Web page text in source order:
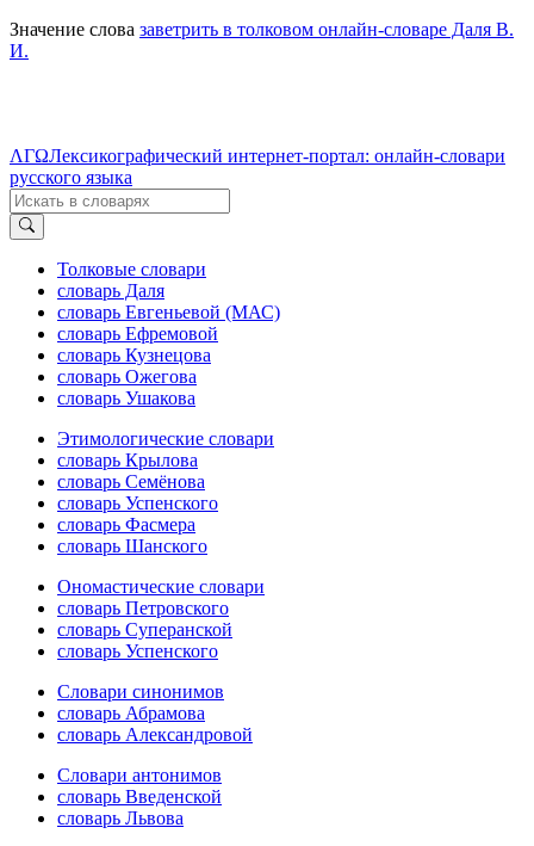
Значение слова заветрить в толковом онлайн-словаре Даля В.
И.
ΛΓΩЛексикографический интернет-портал: онлайн-словари
русского языка
Толковые словари
словарь Даля
словарь Евгеньевой (МАС)
словарь Ефремовой
словарь Кузнецова
словарь Ожегова
словарь Ушакова
Этимологические словари
словарь Крылова
словарь Семёнова
словарь Успенского
словарь Фасмера
словарь Шанского
Ономастические словари
словарь Петровского
словарь Суперанской
словарь Успенского
Словари синонимов
словарь Абрамова
словарь Александровой
Словари антонимов
словарь Введенской
словарь Львова